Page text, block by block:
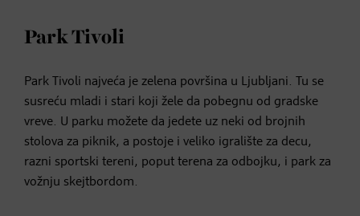
Park Tivoli
Park Tivoli najveća je zelena površina u Ljubljani. Tu se
susreću mladi i stari koji žele da pobegnu od gradske
vreve. U parku možete da jedete uz neki od brojnih
stolova za piknik, a postoje i veliko igralište za decu,
razni sportski tereni, poput terena za odbojku, i park za
vožnju skejtbordom.